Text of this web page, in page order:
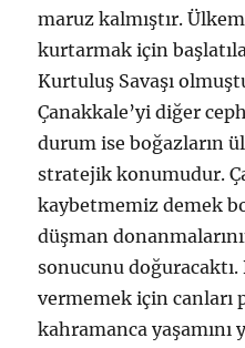
maruz kalmıştır.
kurtarmak için
Kurtuluş Savaşı
Çanakkale’yi diğer
durum ise boğazların
stratejik konumudur.
kaybetmemiz demek
düşman
sonucunu
vermemek için canları
kahramanca